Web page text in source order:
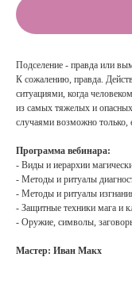
Подселение - правда или
К сожалению, правда.
ситуациями, когда
из самых тяжелых и
случаями возможно только,
Программа вебинара:
- Виды и иерархии
- Методы и ритуалы
- Методы и ритуалы
- Защитные техники мага и
- Оружие, символы,
Мастер: Иван Макх